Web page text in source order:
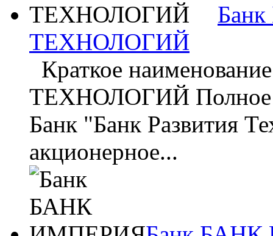
ТЕХНОЛОГИЙ
Краткое
ТЕХНОЛОГИЙ Полное
Банк "Банк Развития
акционерное...